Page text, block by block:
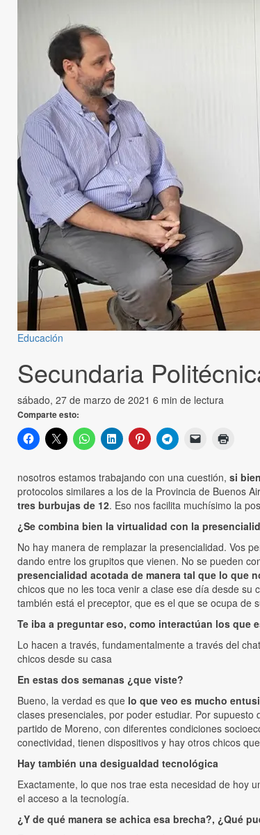
Educación
Secundaria
sábado, 27 de marzo de 2021 6 min de lectura
Comparte esto:
nosotros estamos trabajando con una cuestión, si
protocolos similares a los de la Provincia de Buenos
tres burbujas de 12. Eso nos facilita muchísimo la
¿Se combina bien la virtualidad con la
No hay manera de remplazar la presencialidad. Vos
dando entre los grupitos que vienen. No se pueden
presencialidad acotada de manera tal que lo que
chicos que no les toca venir a clase ese día desde su
también está el preceptor, que es el que se ocupa de
Te iba a preguntar eso, como interactúan los que
Lo hacen a través, fundamentalmente a través del
chicos desde su casa
En estas dos semanas ¿que viste?
Bueno, la verdad es que lo que veo es mucho
clases presenciales, por poder estudiar. Por
partido de Moreno, con diferentes condiciones
conectividad, tienen dispositivos y hay otros chicos
Hay también una desigualdad tecnológica
Exactamente, lo que nos trae esta necesidad de hoy
el acceso a la tecnología.
¿Y de qué manera se achica esa brecha?, ¿Qué